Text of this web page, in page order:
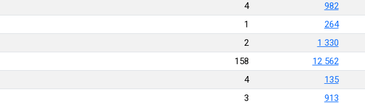
4 982
1 264
2 1 330
158 12 562
4 135
3 913